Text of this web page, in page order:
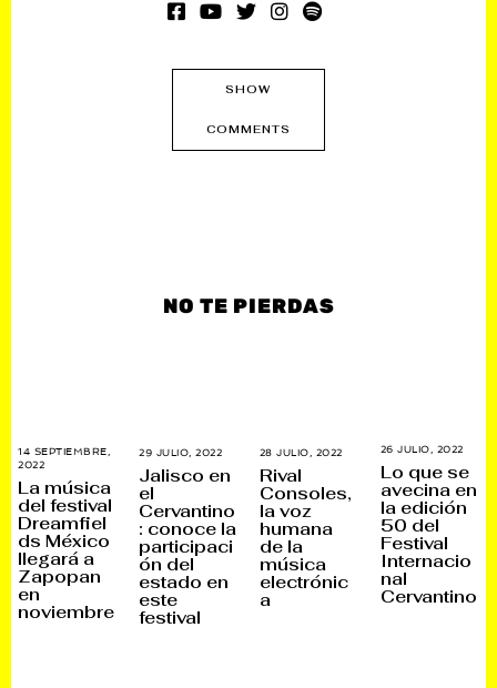
SHOW
COMMENTS
NO TE PIERDAS
14 SEPTIEMBRE,
2022
C
E
M
B
R
E
2
La música
del festival
Dreamfiel
ds México
llegará a
Zapopan
en
noviembre
29 JULIO, 2022
N
I
E
M
Jalisco en
el
Cervantino
: conoce la
participaci
ón del
estado en
este
festival
28 JULIO, 2022
G
0
Rival
Consoles,
la voz
humana
de la
música
electrónic
a
26 JULIO, 2022
A
G
O
S
,
2
2
Lo que se
avecina en
la edición
50 del
Festival
Internacio
nal
Cervantino